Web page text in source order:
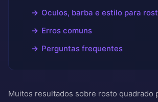
Oculos, barba e estilo para
Erros comuns
Perguntas frequentes
Muitos resultados sobre rosto quadrado